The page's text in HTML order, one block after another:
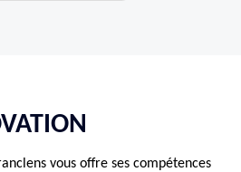
vous offre ses compétences